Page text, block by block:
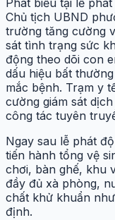
Phát biểu tại lễ
Chủ tịch UBND
trường tăng cường
sát tình trạng sức
động theo dõi con
dấu hiệu bất
mắc bệnh. Trạm y
cường giám sát
công tác tuyên
Ngay sau lễ phát
tiến hành tổng vệ
chơi, bàn ghế, khu
đầy đủ xà phòng,
chất khử khuẩn
định.